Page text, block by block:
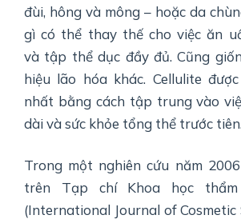
đùi, hông và mông – hoặc da
gì có thể thay thế cho việc ăn
và tập thể dục đầy đủ. Cũng
hiệu lão hóa khác. Cellulite
nhất bằng cách tập trung vào
dài và sức khỏe tổng thể trước tiên.
Trong một nghiên cứu năm
trên Tạp chí Khoa học
(International Journal of Cosmetic